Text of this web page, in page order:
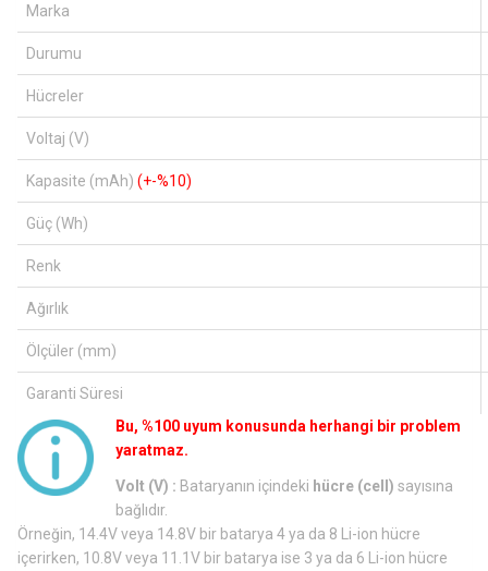
Marka
Durumu
Hücreler
Voltaj (V)
Kapasite (mAh) (+-%10)
Güç (Wh)
Renk
Ağırlık
Ölçüler (mm)
Garanti Süresi
Bu, %100 uyum konusunda herhangi bir problem
yaratmaz.
Volt (V) : Bataryanın içindeki hücre (cell) sayısına
bağlıdır.
Örneğin, 14.4V veya 14.8V bir batarya 4 ya da 8 Li-ion hücre
içerirken, 10.8V veya 11.1V bir batarya ise 3 ya da 6 Li-ion hücre